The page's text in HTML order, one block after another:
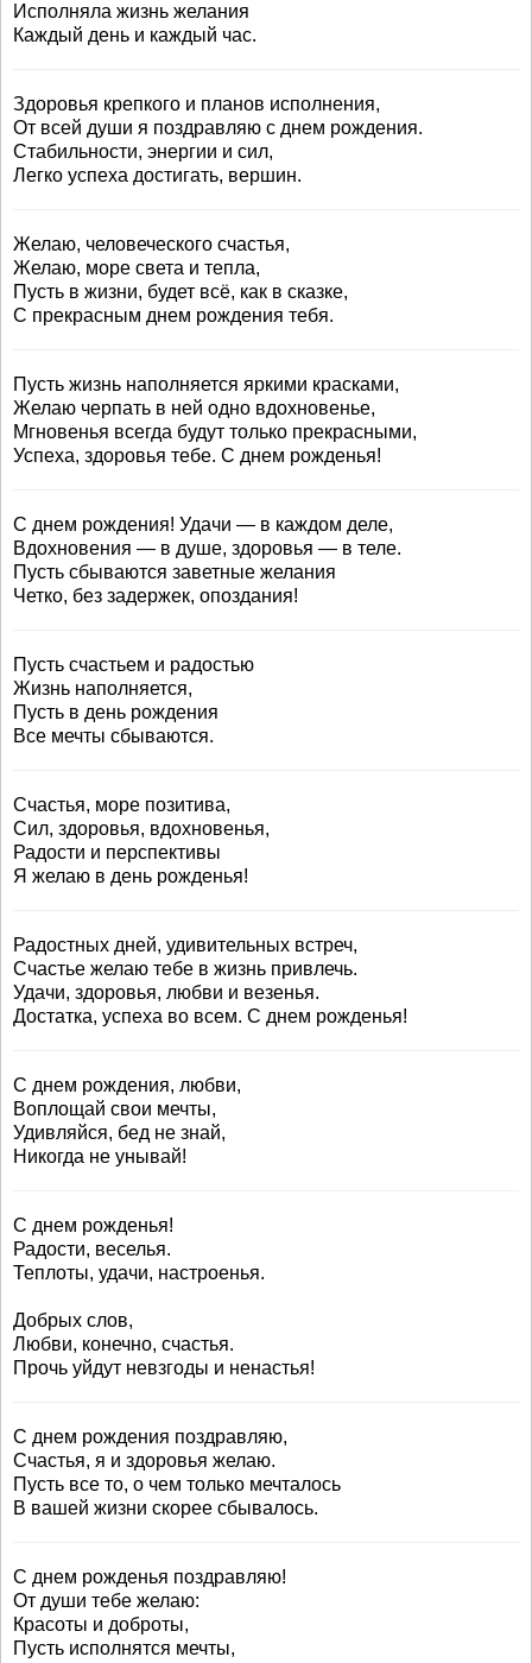
Исполняла жизнь желания
Каждый день и каждый час.
Здоровья крепкого и планов исполнения,
От всей души я поздравляю с днем рождения.
Стабильности, энергии и сил,
Легко успеха достигать, вершин.
Желаю, человеческого счастья,
Желаю, море света и тепла,
Пусть в жизни, будет всё, как в сказке,
С прекрасным днем рождения тебя.
Пусть жизнь наполняется яркими красками,
Желаю черпать в ней одно вдохновенье,
Мгновенья всегда будут только прекрасными,
Успеха, здоровья тебе. С днем рожденья!
С днем рождения! Удачи — в каждом деле,
Вдохновения — в душе, здоровья — в теле.
Пусть сбываются заветные желания
Четко, без задержек, опоздания!
Пусть счастьем и радостью
Жизнь наполняется,
Пусть в день рождения
Все мечты сбываются.
Счастья, море позитива,
Сил, здоровья, вдохновенья,
Радости и перспективы
Я желаю в день рожденья!
Радостных дней, удивительных встреч,
Счастье желаю тебе в жизнь привлечь.
Удачи, здоровья, любви и везенья.
Достатка, успеха во всем. С днем рожденья!
С днем рождения, любви,
Воплощай свои мечты,
Удивляйся, бед не знай,
Никогда не унывай!
С днем рожденья!
Радости, веселья.
Теплоты, удачи, настроенья.
Добрых слов,
Любви, конечно, счастья.
Прочь уйдут невзгоды и ненастья!
С днем рождения поздравляю,
Счастья, я и здоровья желаю.
Пусть все то, о чем только мечталось
В вашей жизни скорее сбывалось.
С днем рожденья поздравляю!
От души тебе желаю:
Красоты и доброты,
Пусть исполнятся мечты,